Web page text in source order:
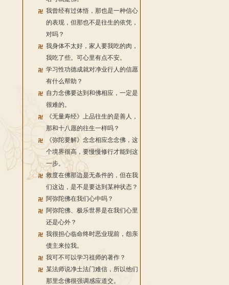
我曾经有过体悟，那也是一种信心
的表现，但那也不是往生的依凭，
对吗？
我身体不太好，家人要我吃的肉，
我吃了些。可心里有点不安。
学习性功德成就对净业行人的信愿
有什么帮助？
自力念佛要达到和佛相应，一定是
很难的。
《无量寿经》上品往生的是善人，
那和十八愿的往生一样吗？
《弥陀要解》念念相应念念佛，这
个境界很高，要慢慢修行才能到这
一步。
救度在佛那边是无条件的，但在我
们这边，是不是要达到某种状态？
阿弥陀佛在我们心中吗？
阿弥陀佛、极乐世界是在我们心里
还是心外？
我很担心临命终时恶业现前，怨亲
债主来拉我。
我可不可以学习祖师的著作？
某法师说净土法门难信，所以他们
那里念佛很强调感应道交。